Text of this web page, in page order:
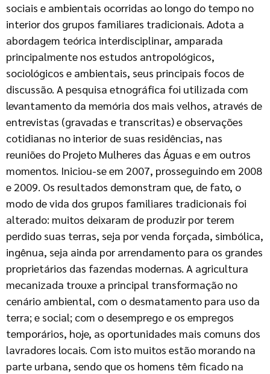
sociais e ambientais ocorridas ao longo do tempo no
interior dos grupos familiares tradicionais. Adota a
abordagem teórica interdisciplinar, amparada
principalmente nos estudos antropológicos,
sociológicos e ambientais, seus principais focos de
discussão. A pesquisa etnográfica foi utilizada com
levantamento da memória dos mais velhos, através de
entrevistas (gravadas e transcritas) e observações
cotidianas no interior de suas residências, nas
reuniões do Projeto Mulheres das Águas e em outros
momentos. Iniciou-se em 2007, prosseguindo em 2008
e 2009. Os resultados demonstram que, de fato, o
modo de vida dos grupos familiares tradicionais foi
alterado: muitos deixaram de produzir por terem
perdido suas terras, seja por venda forçada, simbólica,
ingênua, seja ainda por arrendamento para os grandes
proprietários das fazendas modernas. A agricultura
mecanizada trouxe a principal transformação no
cenário ambiental, com o desmatamento para uso da
terra; e social; com o desemprego e os empregos
temporários, hoje, as oportunidades mais comuns dos
lavradores locais. Com isto muitos estão morando na
parte urbana, sendo que os homens têm ficado na